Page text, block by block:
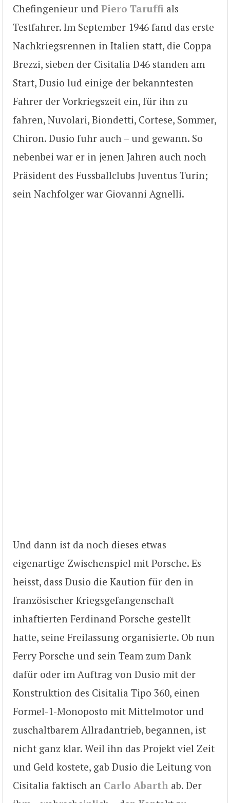
Chefingenieur und Piero Taruffi als
Testfahrer. Im September 1946 fand das erste
Nachkriegsrennen in Italien statt, die Coppa
Brezzi, sieben der Cisitalia D46 standen am
Start, Dusio lud einige der bekanntesten
Fahrer der Vorkriegszeit ein, für ihn zu
fahren, Nuvolari, Biondetti, Cortese, Sommer,
Chiron. Dusio fuhr auch – und gewann. So
nebenbei war er in jenen Jahren auch noch
Präsident des Fussballclubs Juventus Turin;
sein Nachfolger war Giovanni Agnelli.
Und dann ist da noch dieses etwas
eigenartige Zwischenspiel mit Porsche. Es
heisst, dass Dusio die Kaution für den in
französischer Kriegsgefangenschaft
inhaftierten Ferdinand Porsche gestellt
hatte, seine Freilassung organisierte. Ob nun
Ferry Porsche und sein Team zum Dank
dafür oder im Auftrag von Dusio mit der
Konstruktion des Cisitalia Tipo 360, einen
Formel-1-Monoposto mit Mittelmotor und
zuschaltbarem Allradantrieb, begannen, ist
nicht ganz klar. Weil ihn das Projekt viel Zeit
und Geld kostete, gab Dusio die Leitung von
Cisitalia faktisch an Carlo Abarth ab. Der